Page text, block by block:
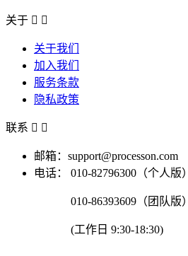
关于  
关于我们
加入我们
服务条款
隐私政策
联系  
邮箱：support@processon.com
电话：
010-82796300（个人版）
010-86393609（团队版）
(工作日 9:30-18:30)